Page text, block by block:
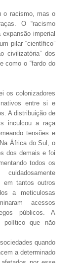
o racismo, mas o
O “racismo
imperial
pilar “científico”
civilizatória” dos
como o “fardo do
os colonizadores
entre si e
A distribuição de
inculcou a raça
tensões e
África do Sul, o
dos demais e foi
todos os
em tantos outros
a meticulosas
acessos
públicos. A
que não
quando
a determinado